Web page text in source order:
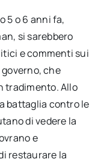
5 o 6 anni fa,
si sarebbero
e commenti sui
che
tradimento. Allo
battaglia contro le
di vedere la
e
restaurare la